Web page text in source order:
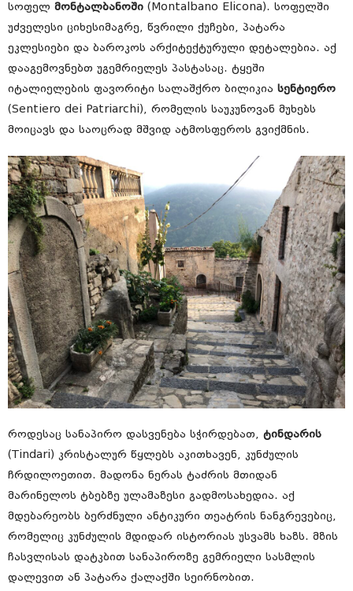
სოფელ მონტალბანოში (Montalbano Elicona). სოფელში
უძველესი ციხესიმაგრე, წვრილი ქუჩები, პატარა
ეკლესიები და ბაროკოს არქიტექტურული დეტალებია. აქ
დააგემოვნებთ უგემრიელეს პასტასაც. ტყეში
იტალიელების ფავორიტი სალაშქრო ბილიკია სენტიერო
(Sentiero dei Patriarchi), რომელის საუკუნოვან მუხებს
მოიცავს და საოცრად მშვიდ ატმოსფეროს გვიქმნის.
როდესაც სანაპირო დასვენება სჭირდებათ, ტინდარის
(Tindari) კრისტალურ წყლებს აკითხავენ, კუნძულის
ჩრდილოეთით. მადონა ნერას ტაძრის მთიდან
მარინელოს ტბებზე ულამაზესი გადმოსახედია. აქ
მდებარეობს ბერძნული ანტიკური თეატრის ნანგრევებიც,
რომელიც კუნძულის მდიდარ ისტორიას უსვამს ხაზს. მზის
ჩასვლისას დატკბით სანაპიროზე გემრიელი სასმლის
დალევით ან პატარა ქალაქში სეირნობით.